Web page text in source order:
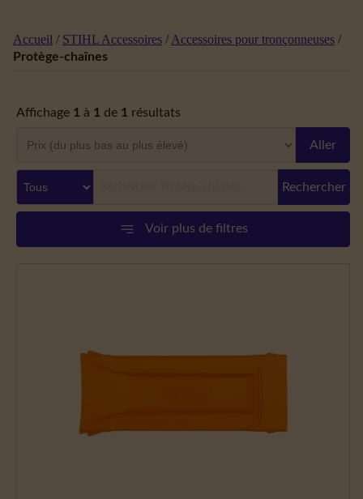
Accueil / STIHL Accessoires / Accessoires pour tronçonneuses /
Protège-chaînes
Affichage 1 à 1 de 1 résultats
Aller
Rechercher
Voir plus de filtres